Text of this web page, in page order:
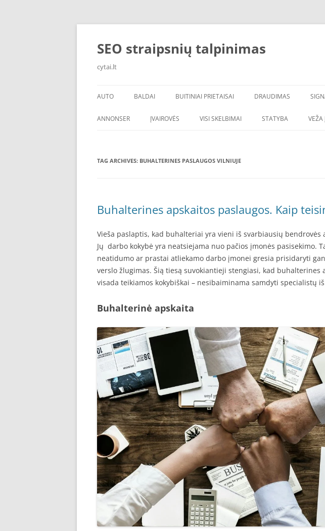
Skip
SEO straipsnių talpinimas
cytai.lt
AUTO
PADANGOS
BALDAI BUITINIAI PRIETAISAI DRAUDIMAS
ANNONSER ĮVAIROVĖS VISI SKELBIMAI STATYBA VEŽA
TAG ARCHIVES: BUHALTERINES PASLAUGOS VILNIUJE
Buhalterines apskaitos paslaugos. Kaip
Vieša paslaptis, kad buhalteriai yra vieni iš svarbiausių bendrovės
Jų darbo kokybė yra neatsiejama nuo pačios įmonės pasisekimo.
neatidumo ar prastai atliekamo darbo įmonei gresia prisidaryti
verslo žlugimas. Šią tiesą suvokiantieji stengiasi, kad buhalterines
visada teikiamos kokybiškai – nesibaiminama samdyti specialistų
Buhalterinė apskaita